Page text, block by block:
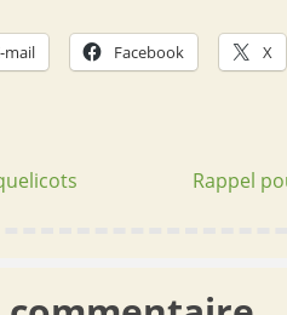
mail Facebook X
Rappel